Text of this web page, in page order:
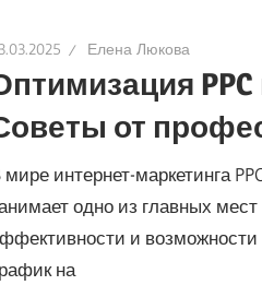
Елена Люкова
от
мире интернет-маркетинга
одно из главных
и возможности
на